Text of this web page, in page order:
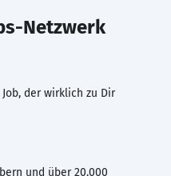
Netzwerk
der wirklich zu Dir
und über 20.000